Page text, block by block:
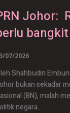
Johor:
07/2026
Shahbudin
bukan sekadar
(BN), malah
negara...